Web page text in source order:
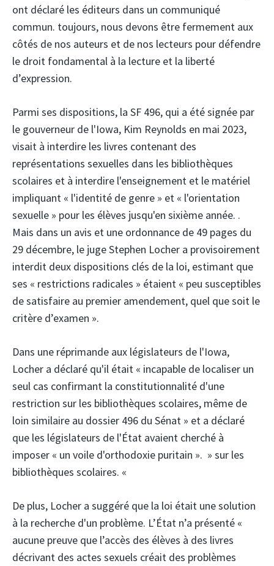
ont déclaré les éditeurs dans un communiqué
commun. toujours, nous devons être fermement aux
côtés de nos auteurs et de nos lecteurs pour défendre
le droit fondamental à la lecture et la liberté
d’expression.
Parmi ses dispositions, la SF 496, qui a été signée par
le gouverneur de l'Iowa, Kim Reynolds en mai 2023,
visait à interdire les livres contenant des
représentations sexuelles dans les bibliothèques
scolaires et à interdire l'enseignement et le matériel
impliquant « l'identité de genre » et « l'orientation
sexuelle » pour les élèves jusqu'en sixième année. .
Mais dans un avis et une ordonnance de 49 pages du
29 décembre, le juge Stephen Locher a provisoirement
interdit deux dispositions clés de la loi, estimant que
ses « restrictions radicales » étaient « peu susceptibles
de satisfaire au premier amendement, quel que soit le
critère d’examen ».
Dans une réprimande aux législateurs de l'Iowa,
Locher a déclaré qu'il était « incapable de localiser un
seul cas confirmant la constitutionnalité d'une
restriction sur les bibliothèques scolaires, même de
loin similaire au dossier 496 du Sénat » et a déclaré
que les législateurs de l'État avaient cherché à
imposer « un voile d'orthodoxie puritain ». » sur les
bibliothèques scolaires. «
De plus, Locher a suggéré que la loi était une solution
à la recherche d'un problème. L’État n’a présenté «
aucune preuve que l’accès des élèves à des livres
décrivant des actes sexuels créait des problèmes